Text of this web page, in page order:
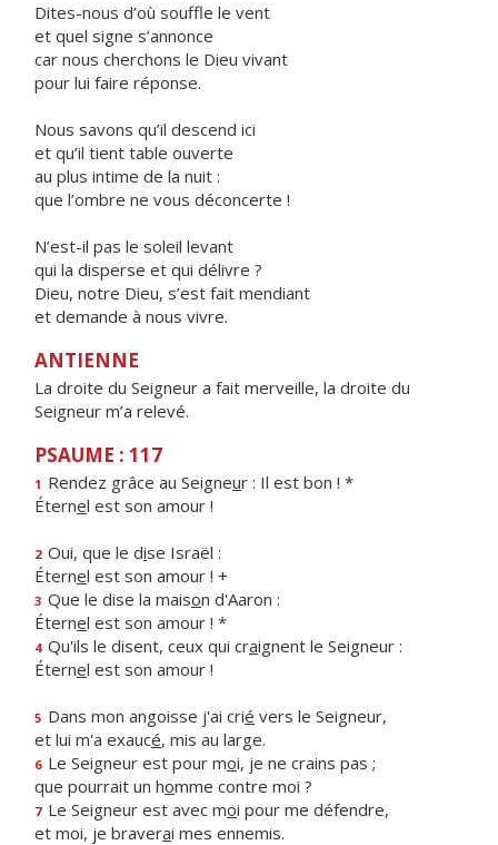
Dites-nous d’où souffle le vent
et quel signe s’annonce
car nous cherchons le Dieu vivant
pour lui faire réponse.
Nous savons qu’il descend ici
et qu’il tient table ouverte
au plus intime de la nuit :
que l’ombre ne vous déconcerte !
N’est-il pas le soleil levant
qui la disperse et qui délivre ?
Dieu, notre Dieu, s’est fait mendiant
et demande à nous vivre.
ANTIENNE
La droite du Seigneur a fait merveille, la droite du
Seigneur m’a relevé.
PSAUME : 117
1 Rendez grâce au Seigneur : Il est bon ! *
Éternel est son amour !
2 Oui, que le dise Israël :
Éternel est son amour ! +
3 Que le dise la maison d'Aaron :
Éternel est son amour ! *
4 Qu'ils le disent, ceux qui craignent le Seigneur :
Éternel est son amour !
5 Dans mon angoisse j'ai crié vers le Seigneur,
et lui m'a exaucé, mis au large.
6 Le Seigneur est pour moi, je ne crains pas ;
que pourrait un homme contre moi ?
7 Le Seigneur est avec moi pour me défendre,
et moi, je braverai mes ennemis.